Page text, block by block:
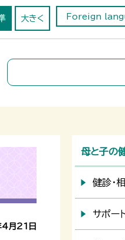
大きく
Foreign
月21日
母と子の
健診・
サポー